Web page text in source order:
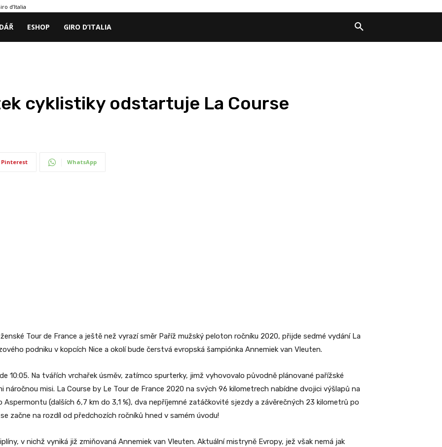
d’Italia
ESHOP GIRO D’ITALIA
cyklistiky odstartuje La Course
Pinterest WhatsApp
Tour de France a ještě než vyrazí směr Paříž mužský peloton ročníku 2020, přijde sedmé vydání La
podniku v kopcích Nice a okolí bude čerstvá evropská šampiónka Annemiek van Vleuten.
10:05. Na tvářích vrchařek úsměv, zatímco spurterky, jimž vyhovovalo původně plánované pařížské
náročnou misi. La Course by Le Tour de France 2020 na svých 96 kilometrech nabídne dvojici výšlapů na
Aspermontu (dalších 6,7 km do 3,1 %), dva nepříjemné zatáčkovité sjezdy a závěrečných 23 kilometrů po
začne na rozdíl od předchozích ročníků hned v samém úvodu!
v nichž vyniká již zmiňovaná Annemiek van Vleuten. Aktuální mistryně Evropy, jež však nemá jak